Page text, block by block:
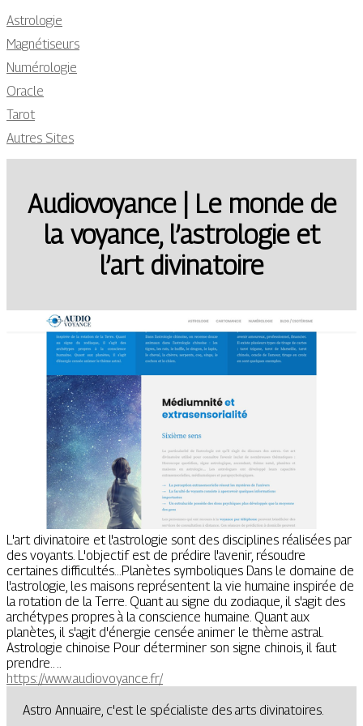
Astrologie
Magnétiseurs
Numérologie
Oracle
Tarot
Autres Sites
Audiovoyance | Le monde de
la voyance, l’astrologie et
l’art divinatoire
L'art divinatoire et l'astrologie sont des disciplines réalisées par
des voyants. L'objectif est de prédire l'avenir, résoudre
certaines difficultés...Planètes symboliques Dans le domaine de
l'astrologie, les maisons représentent la vie humaine inspirée de
la rotation de la Terre. Quant au signe du zodiaque, il s'agit des
archétypes propres à la conscience humaine. Quant aux
planètes, il s'agit d'énergie censée animer le thème astral.
Astrologie chinoise Pour déterminer son signe chinois, il faut
prendre.. ..
https://www.audiovoyance.fr/
Astro Annuaire, c'est le spécialiste des arts divinatoires.